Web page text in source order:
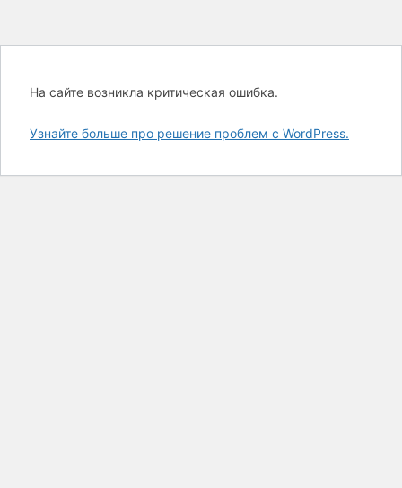
На сайте возникла критическая ошибка.
Узнайте больше про решение проблем с WordPress.